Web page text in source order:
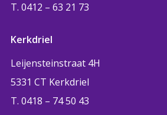
T. 0412 – 63 21 73
Kerkdriel
Leijensteinstraat 4H
5331 CT Kerkdriel
T. 0418 – 74 50 43